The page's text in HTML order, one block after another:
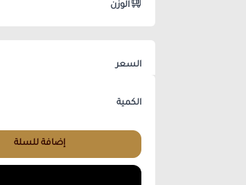
الوزن
السعر
الكمية
إضافة للسلة